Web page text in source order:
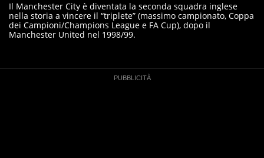
Il Manchester City è diventata la seconda squadra inglese
nella storia a vincere il “triplete” (massimo campionato, Coppa
dei Campioni/Champions League e FA Cup), dopo il
Manchester United nel 1998/99.